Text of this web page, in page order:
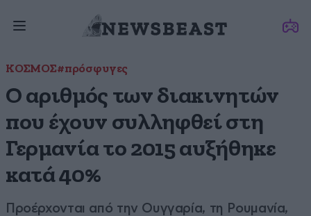
ΚΟΣΜΟΣ#πρόσφυγες
Ο αριθμός των διακινητών
που έχουν συλληφθεί στη
Γερμανία το 2015 αυξήθηκε
κατά 40%
Προέρχονται από την Ουγγαρία, τη Ρουμανία,